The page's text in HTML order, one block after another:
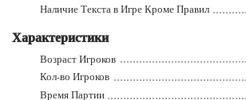
Наличие Текста в Игре Кроме Правил
Характеристики
Возраст Игроков
Кол-во Игроков
Время Партии